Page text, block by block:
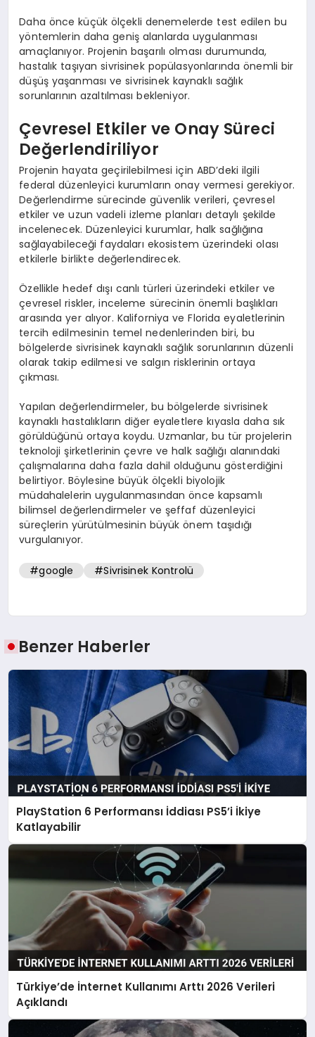
Daha önce küçük ölçekli denemelerde test edilen bu
yöntemlerin daha geniş alanlarda uygulanması
amaçlanıyor. Projenin başarılı olması durumunda,
hastalık taşıyan sivrisinek popülasyonlarında önemli bir
düşüş yaşanması ve sivrisinek kaynaklı sağlık
sorunlarının azaltılması bekleniyor.
Çevresel Etkiler ve Onay Süreci
Değerlendiriliyor
Projenin hayata geçirilebilmesi için ABD’deki ilgili
federal düzenleyici kurumların onay vermesi gerekiyor.
Değerlendirme sürecinde güvenlik verileri, çevresel
etkiler ve uzun vadeli izleme planları detaylı şekilde
incelenecek. Düzenleyici kurumlar, halk sağlığına
sağlayabileceği faydaları ekosistem üzerindeki olası
etkilerle birlikte değerlendirecek.
Özellikle hedef dışı canlı türleri üzerindeki etkiler ve
çevresel riskler, inceleme sürecinin önemli başlıkları
arasında yer alıyor. Kaliforniya ve Florida eyaletlerinin
tercih edilmesinin temel nedenlerinden biri, bu
bölgelerde sivrisinek kaynaklı sağlık sorunlarının düzenli
olarak takip edilmesi ve salgın risklerinin ortaya
çıkması.
Yapılan değerlendirmeler, bu bölgelerde sivrisinek
kaynaklı hastalıkların diğer eyaletlere kıyasla daha sık
görüldüğünü ortaya koydu. Uzmanlar, bu tür projelerin
teknoloji şirketlerinin çevre ve halk sağlığı alanındaki
çalışmalarına daha fazla dahil olduğunu gösterdiğini
belirtiyor. Böylesine büyük ölçekli biyolojik
müdahalelerin uygulanmasından önce kapsamlı
bilimsel değerlendirmeler ve şeffaf düzenleyici
süreçlerin yürütülmesinin büyük önem taşıdığı
vurgulanıyor.
#google #Sivrisinek Kontrolü
Benzer Haberler
PlayStation 6 Performansı İddiası PS5’i İkiye
Katlayabilir
Türkiye’de İnternet Kullanımı Arttı 2026 Verileri
Açıklandı